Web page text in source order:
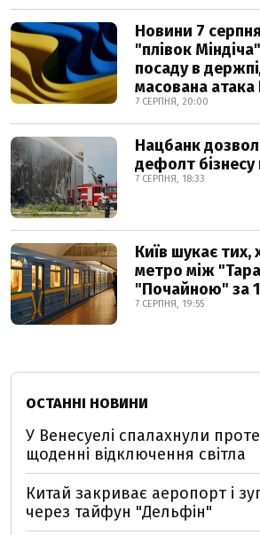
Новини 7
"плівок
посаду в
масована
7 СЕРПНЯ, 20:00
Нацбанк
дефолт бізнесу
7 СЕРПНЯ, 18:33
Київ шукає тих,
метро між
"Почайною" за
7 СЕРПНЯ, 19:55
ОСТАННІ НОВИНИ
У Венесуелі спалахнули
щоденні відключення світла
Китай закриває аеропорт і
через тайфун "Дельфін"